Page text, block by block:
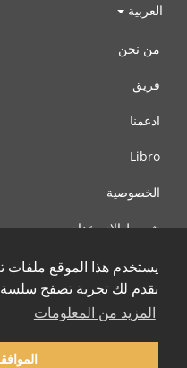
يستخدم هذا الموقع ملفات
نقدم لك تجربة تصفح
المزيد من المعلومات
العربية
من نحن
فريق
ادعمنا
Libro
الخصوصية
شروط الإستخدام
اتصل بنا